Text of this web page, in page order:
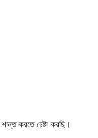
করতে চেষ্টা করছি।